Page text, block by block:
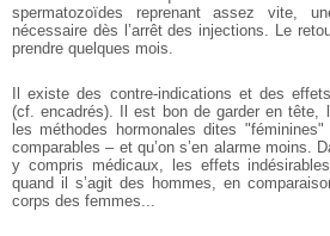
spermatozoïdes reprenant assez vite,
nécessaire dès l’arrêt des injections. Le
prendre quelques mois.
Il existe des contre-indications et des
(cf. encadrés). Il est bon de garder en tête,
les méthodes hormonales dites
comparables – et qu’on s’en alarme moins.
y compris médicaux, les effets
quand il s’agit des hommes, en
corps des femmes...